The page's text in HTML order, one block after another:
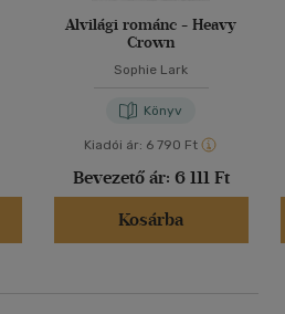
Alvilági románc - Heavy
Crown
Sophie Lark
Könyv
Kiadói ár: 6 790 Ft
Bevezető ár: 6 111 Ft
Kosárba